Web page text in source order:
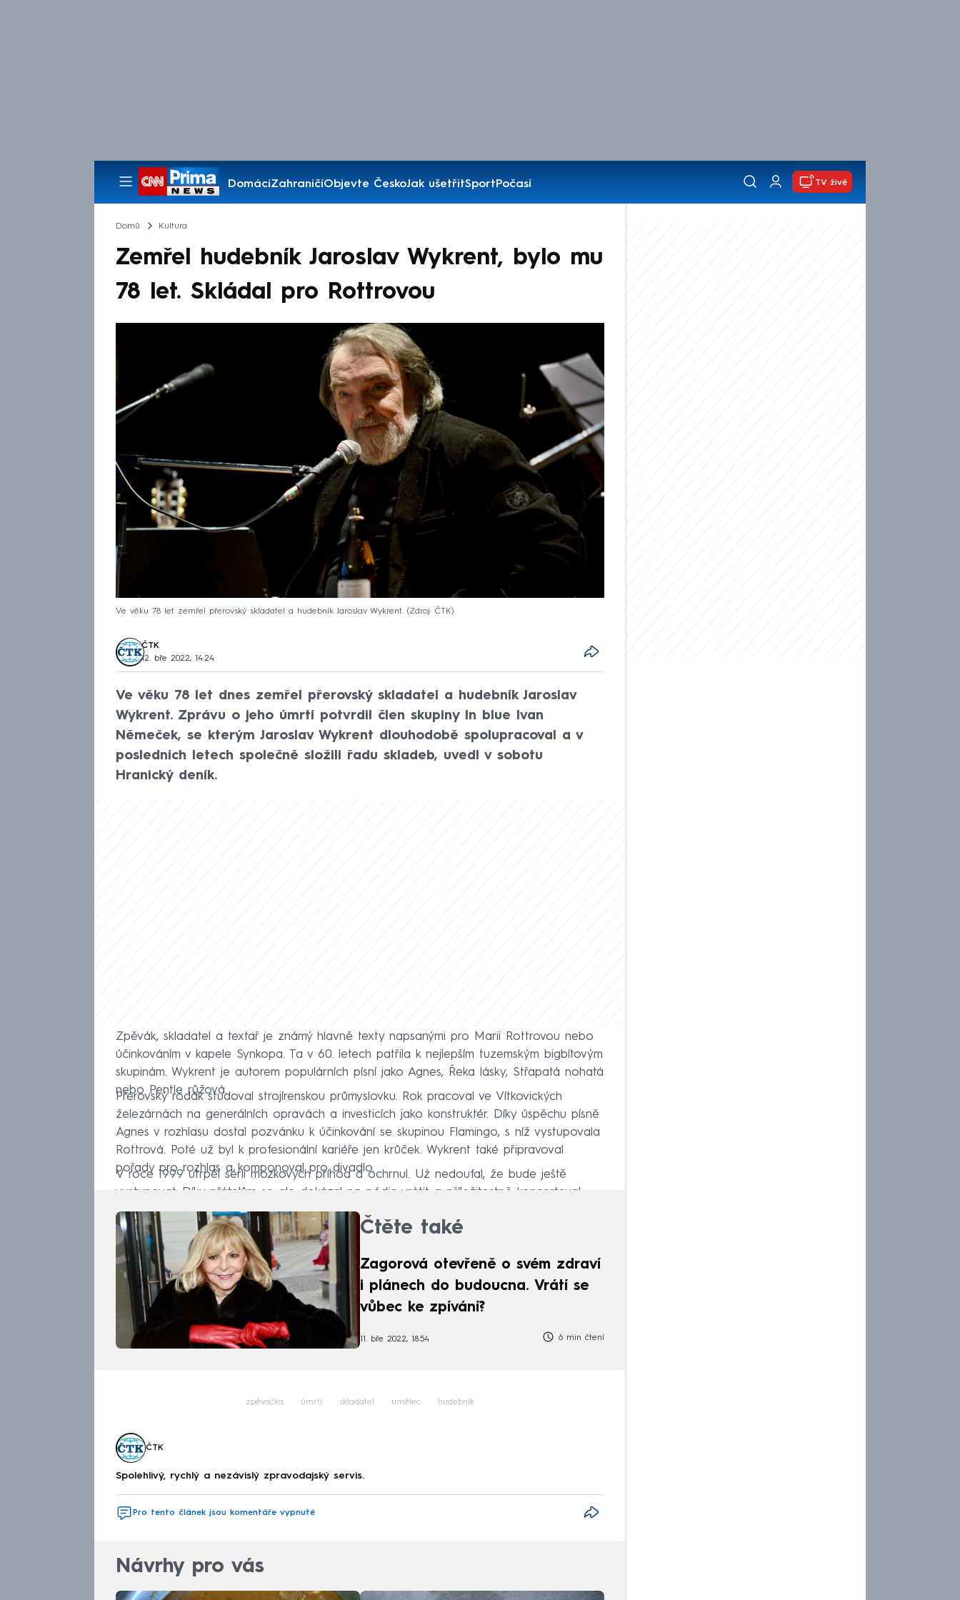
DomácíZahraničíObjevte ČeskoJak ušetřitSportPočasí
Pořady
TV živě
Domů Kultura
Zemřel hudebník Jaroslav Wykrent, bylo mu
78 let. Skládal pro Rottrovou
Ve věku 78 let zemřel přerovský skladatel a hudebník Jaroslav Wykrent. Zdroj: ČTK
ČTK
12. bře 2022, 14:24
Ve věku 78 let dnes zemřel přerovský skladatel a hudebník Jaroslav
Wykrent. Zprávu o jeho úmrtí potvrdil člen skupiny In blue Ivan
Němeček, se kterým Jaroslav Wykrent dlouhodobě spolupracoval a v
posledních letech společně složili řadu skladeb, uvedl v sobotu
Hranický deník.
Zpěvák, skladatel a textař je známý hlavně texty napsanými pro Marii Rottrovou nebo
účinkováním v kapele Synkopa. Ta v 60. letech patřila k nejlepším tuzemským bigbítovým
skupinám. Wykrent je autorem populárních písní jako Agnes, Řeka lásky, Střapatá nohatá
nebo Pentle růžová.
Přerovský rodák studoval strojírenskou průmyslovku. Rok pracoval ve Vítkovických
železárnách na generálních opravách a investicích jako konstruktér. Díky úspěchu písně
Agnes v rozhlasu dostal pozvánku k účinkování se skupinou Flamingo, s níž vystupovala
Rottrová. Poté už byl k profesionální kariéře jen krůček. Wykrent také připravoval
pořady pro rozhlas a komponoval pro divadlo.
V roce 1999 utrpěl sérii mozkových příhod a ochrnul. Už nedoufal, že bude ještě
vystupovat. Díky přátelům se ale dokázal na pódia vrátit a příležitostně koncertoval.
Čtěte také
Zagorová otevřeně o svém zdraví
i plánech do budoucna. Vrátí se
vůbec ke zpívání?
11. bře 2022, 18:54 6 min čtení
zpěvačka úmrtí skladatel umělec hudebník
ČTK
Spolehlivý, rychlý a nezávislý zpravodajský servis.
Pro tento článek jsou komentáře vypnuté
Návrhy pro vás